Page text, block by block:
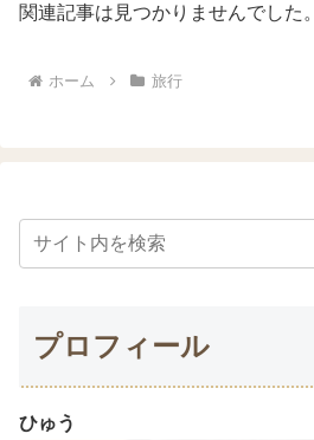
関連記事は見つかりませんでした。
ホーム 旅行
プロフィール
ひゅう